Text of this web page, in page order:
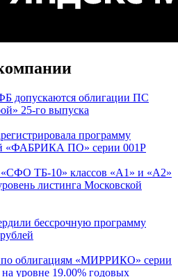
допускаются облигации ПС
25-го выпуска
программу
«ФАБРИКА ПО» серии 001Р
ТБ-10» классов «А1» и «А2»
листинга Московской
бессрочную программу
по облигациям «МИРРИКО» серии
уровне 19.00% годовых